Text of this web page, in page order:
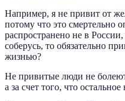
Например, я не привит от
потому что это смертельно
распространено не в
соберусь, то обязательно
жизнью?
Не привитые люди не
а за счет того, что